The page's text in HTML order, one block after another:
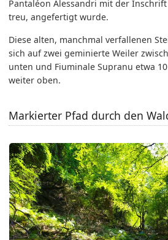
Pantaléon Alessandri mit der
treu, angefertigt wurde.
Diese alten, manchmal verfallenen
sich auf zwei geminierte Weiler
unten und Fiuminale Supranu etwa
weiter oben.
Markierter Pfad durch den